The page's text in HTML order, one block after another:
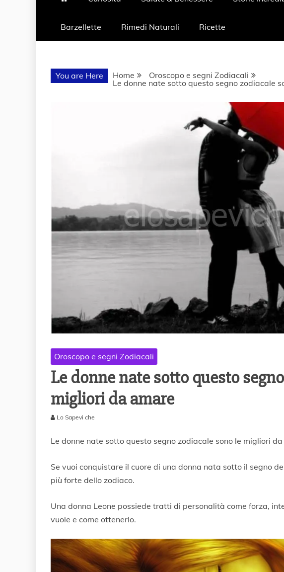
Barzellette Rimedi Naturali Ricette
You are Here Home
Oroscopo e segni Zodiacali
Le donne nate sotto questo segno zodiacale
Oroscopo e segni Zodiacali
Le donne nate sotto questo
migliori da amare
4
r
o
0
2
Lo Sapevi che
Le donne nate sotto questo segno zodiacale sono le migliori
Se vuoi conquistare il cuore di una donna nata sotto il segno
più forte dello zodiaco.
Una donna Leone possiede tratti di personalità come forza,
vuole e come ottenerlo.